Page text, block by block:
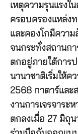
เหตุความรุนแรง
ครอบครองแหล่ง
และคองโกมีควา
จนกระทั่งสถานกา
ตกอยู่ภายใต้การ
นานาชาติเริ่มให้ค
2568 กาตาร์และ
งานการเจรจาระ
ตกลงเมื่อ 27 มิถุ